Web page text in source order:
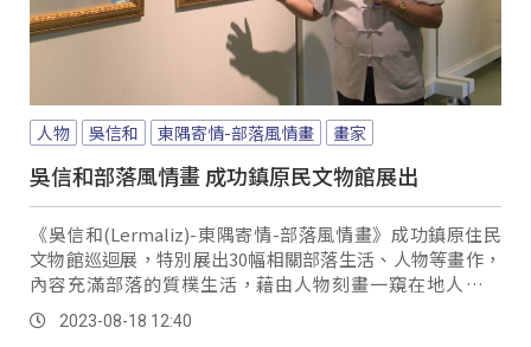
人物 吳信和 東隅寄情-部落風情畫 畫家
吳信和部落風情畫 成功鎮原民文物館展出
《吳信和(Lermaliz)-東隅寄情-部落風情畫》成功鎮原住民
文物館巡迴展，特別展出30幅相關部落生活、人物等畫作，
內容充滿部落的質樸生活，藉由人物刻畫一窺在地人物性
格，並當中看見昔日家庭、青春年少的趣事歡笑或歲月辛
酸。2023-08-18 12:40